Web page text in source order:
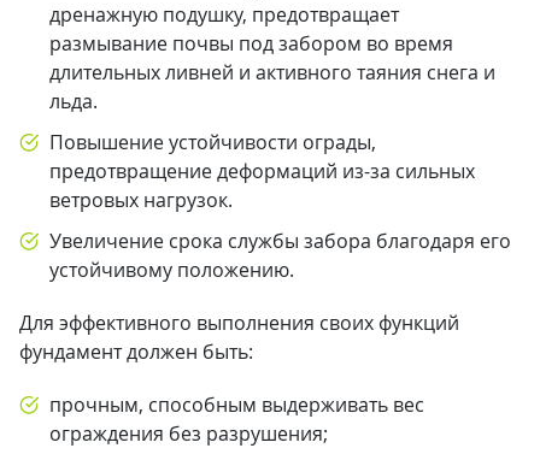
дренажную подушку, предотвращает
размывание почвы под забором во время
длительных ливней и активного таяния снега и
льда.
Повышение устойчивости ограды,
предотвращение деформаций из-за сильных
ветровых нагрузок.
Увеличение срока службы забора благодаря его
устойчивому положению.
Для эффективного выполнения своих функций
фундамент должен быть:
прочным, способным выдерживать вес
ограждения без разрушения;